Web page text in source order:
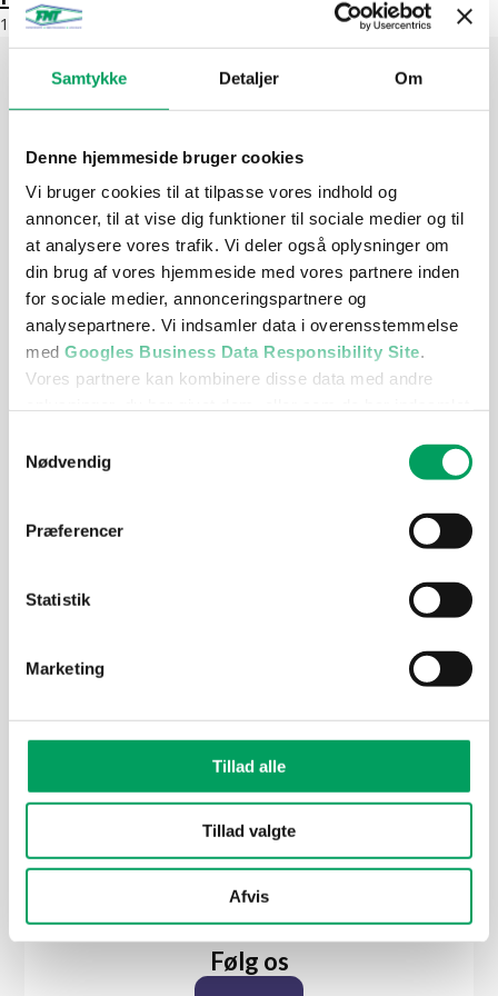
Samtykke Detaljer Om
Denne hjemmeside bruger cookies
Vi bruger cookies til at tilpasse vores indhold og
annoncer, til at vise dig funktioner til sociale medier og til
at analysere vores trafik. Vi deler også oplysninger om
din brug af vores hjemmeside med vores partnere inden
for sociale medier, annonceringspartnere og
analysepartnere. Vi indsamler data i overensstemmelse
med Googles Business Data Responsibility Site.
Vores partnere kan kombinere disse data med andre
Nødvendig
Præferencer
Statistik
Marketing
Tillad alle
Tillad valgte
Afvis
10. februar 2026
Kontakt os
48 17 17 75
Send mail
Find vej her
Hammersholt Erhvervspark 32, 3400
Hillerød
CVR: 19318672
Cookies- & Privatlivspolitik
➢ Saltning af vej
➢ Vintertjeneste
➢ Brolægger
➢ Blog
Vi støtter
Følg os